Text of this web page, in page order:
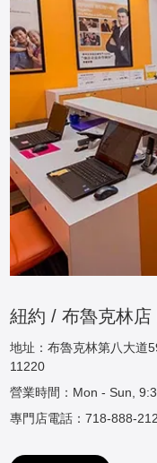
紐約 / 布魯克林店
地址：布魯克林第八大道
11220
營業時間：Mon - Sun,
專門店電話：718-888-